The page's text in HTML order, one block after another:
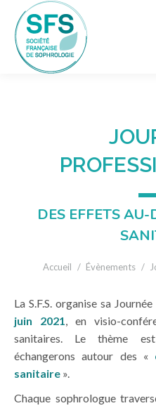
DES EFFETS
Vous
Accueil Évènements
La S.F.S. organise sa
juin 2021, en visio-
sanitaires. Le thème
échangerons autour des «
sanitaire ».
Chaque sophrologue